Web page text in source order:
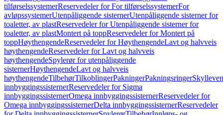
tilførselssystemerReservedeler for For tilførselssystemerFor
avløpssystemerUtenpåliggende sisternerUtenpåliggende sisterner for
toaletter, av plastReservedeler for Utenpåliggende sisterner for
toaletter, av plastMontert på toppReservedeler for Montert på
toppHøythengendeReservedeler for HøythengendeLavt og halvveis
høythengendeReservedeler for Lavt og halvveis
høythengendeSpylerør for utenpåliggende
sisternerHøythengendeLavt og halvveis
høythengendeTilbehørTilkoblingerPakningerPakningsringer
innbyggingssisternerReservedeler for Sigma
innbyggingssisternerOmega innbyggingssisternerReservedeler for
Omega innbyggingssisternerDelta innbyggingssisternerReservedeler